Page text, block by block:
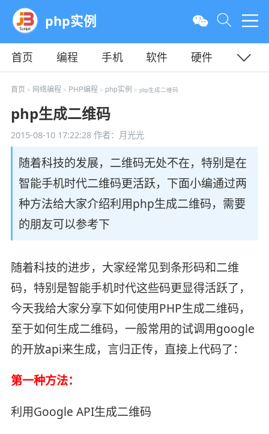
php实例
首页 编程 手机 软件
硬件
教程
平面 服务器
首页 > 网络编程 > PHP编程 > php实例 > php生成二维码
php生成二维码
2015-08-10 17:22:28作者：月光光
随着科技的发展，二维码无处不在，特别是在
智能手机时代二维码更活跃，下面小编通过两
种方法给大家介绍利用php生成二维码，需要
的朋友可以参考下
随着科技的进步，大家经常见到条形码和二维
码，特别是智能手机时代这些码更显得活跃了，
今天我给大家分享下如何使用PHP生成二维码，
至于如何生成二维码，一般常用的试调用google
的开放api来生成，言归正传，直接上代码了：
第一种方法：
利用Google API生成二维码